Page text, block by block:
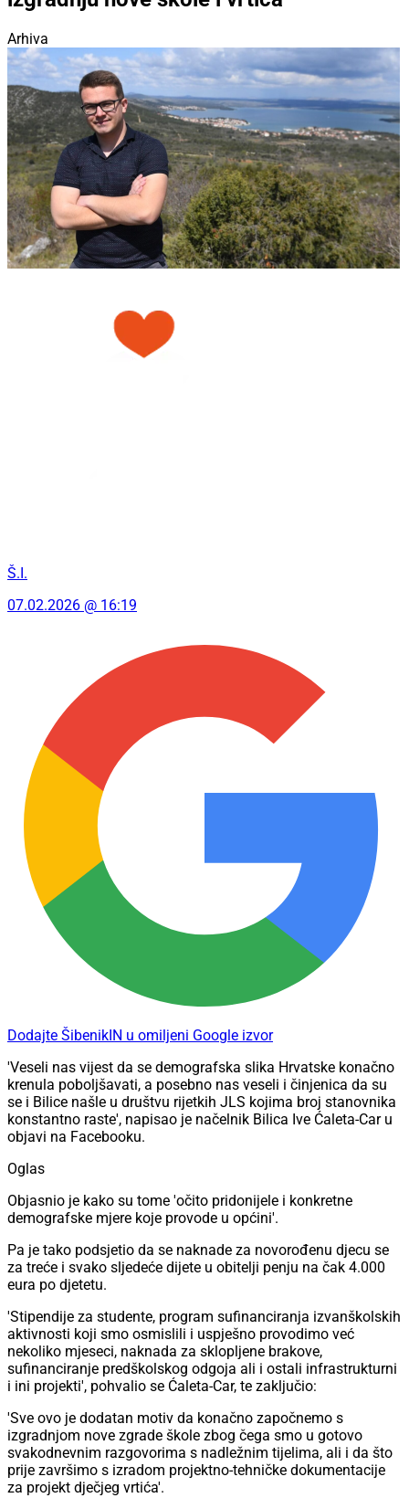
Arhiva
Š.I.
07.02.2026 @ 16:19
Dodajte ŠibenikIN u omiljeni Google izvor
'Veseli nas vijest da se demografska slika Hrvatske konačno
krenula poboljšavati, a posebno nas veseli i činjenica da su
se i Bilice našle u društvu rijetkih JLS kojima broj stanovnika
konstantno raste', napisao je načelnik Bilica Ive Ćaleta-Car u
objavi na Facebooku.
Oglas
Objasnio je kako su tome 'očito pridonijele i konkretne
demografske mjere koje provode u općini'.
Pa je tako podsjetio da se naknade za novorođenu djecu se
za treće i svako sljedeće dijete u obitelji penju na čak 4.000
eura po djetetu.
'Stipendije za studente, program sufinanciranja izvanškolskih
aktivnosti koji smo osmislili i uspješno provodimo već
nekoliko mjeseci, naknada za sklopljene brakove,
sufinanciranje predškolskog odgoja ali i ostali infrastrukturni
i ini projekti', pohvalio se Ćaleta-Car, te zaključio:
'Sve ovo je dodatan motiv da konačno započnemo s
izgradnjom nove zgrade škole zbog čega smo u gotovo
svakodnevnim razgovorima s nadležnim tijelima, ali i da što
prije završimo s izradom projektno-tehničke dokumentacije
za projekt dječjeg vrtića'.